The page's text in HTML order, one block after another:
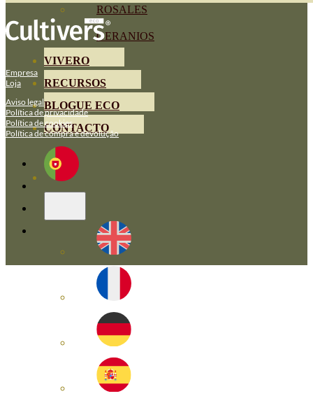
ROSALES
GERANIOS
VIVERO
RECURSOS
BLOGUE ECO
CONTACTO
Empresa
Loja
Aviso legal
Política de privacidade
Política de cookies
Política de compra e devolução